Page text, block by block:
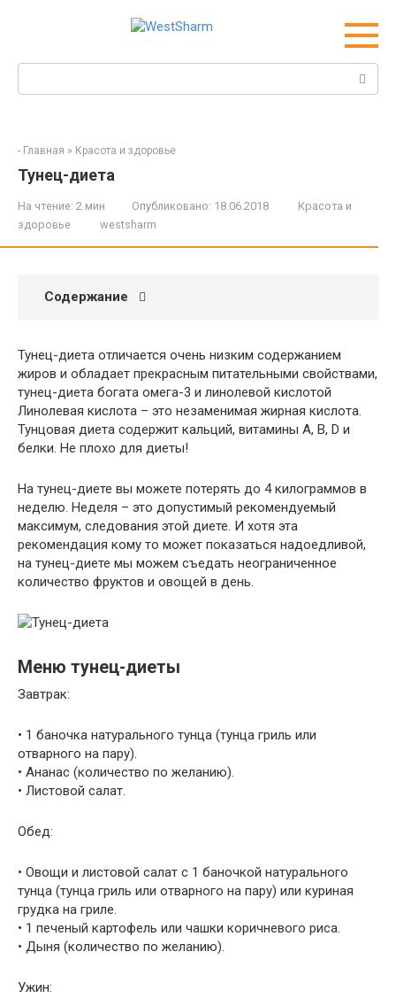
- Главная » Красота и здоровье
Тунец-диета
На чтение: 2 мин Опубликовано: 18.06.2018
Красота и
здоровье
westsharm
Содержание
Тунец-диета отличается очень низким содержанием
жиров и обладает прекрасным питательными свойствами,
тунец-диета богата омега-3 и линолевой кислотой
Линолевая кислота – это незаменимая жирная кислота.
Тунцовая диета содержит кальций, витамины A, B, D и
белки. Не плохо для диеты!
На тунец-диете вы можете потерять до 4 килограммов в
неделю. Неделя – это допустимый рекомендуемый
максимум, следования этой диете. И хотя эта
рекомендация кому то может показаться надоедливой,
на тунец-диете мы можем съедать неограниченное
количество фруктов и овощей в день.
Меню тунец-диеты
Завтрак:
• 1 баночка натурального тунца (тунца гриль или
отварного на пару).
• Ананас (количество по желанию).
• Листовой салат.
Обед:
• Овощи и листовой салат с 1 баночкой натурального
тунца (тунца гриль или отварного на пару) или куриная
грудка на гриле.
• 1 печеный картофель или чашки коричневого риса.
• Дыня (количество по желанию).
Ужин: